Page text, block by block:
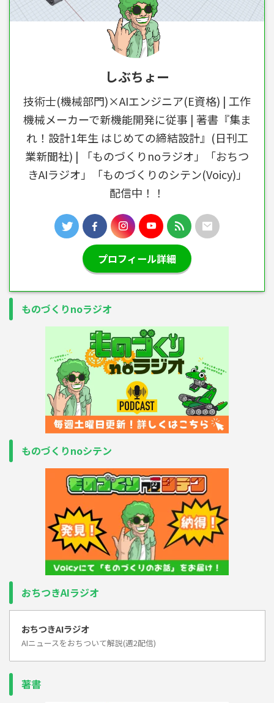
しぶちょー
技術士(機械部門)×AIエンジニア(E資格) | 工作
機械メーカーで新機能開発に従事 | 著書『集ま
れ！設計1年生 はじめての締結設計』(日刊工
業新聞社) | 「ものづくりnoラジオ」「おちつ
きAIラジオ」「ものづくりのシテン(Voicy)」
配信中！！
プロフィール詳細
ものづくりnoラジオ
ものづくりnoシテン
おちつきAIラジオ
おちつきAIラジオ
AIニュースをおちついて解説(週2配信)
著書